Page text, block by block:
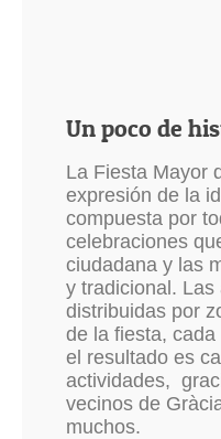
Un poco de
La Fiesta Mayor
expresión de la
compuesta por
celebraciones
ciudadana y las
y tradicional. Las
distribuidas por
de la fiesta,
el resultado es
actividades,
vecinos de
muchos.